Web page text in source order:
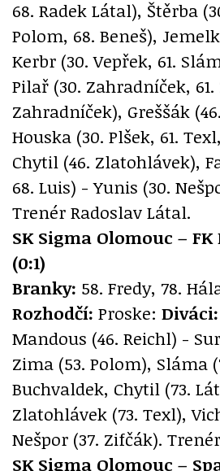
68. Radek Látal), Štěrba
Polom, 68. Beneš),
Kerbr (30. Vepřek, 61.
Pilař (30. Zahradníček,
Zahradníček), Greššák
Houska (30. Plšek, 61.
Chytil (46. Zlatohlávek),
68. Luis) - Yunis (30.
Trenér Radoslav Látal.
SK Sigma Olomouc – FK
(0:1)
Branky: 58. Fredy, 78.
Rozhodčí: Proske: Diváci:
Mandous (46. Reichl) -
Zima (53. Polom), Sláma
Buchvaldek, Chytil (73.
Zlatohlávek (73. Texl),
Nešpor (37. Zifčák).
SK Sigma Olomouc –